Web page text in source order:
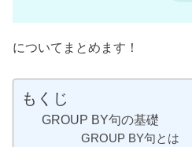
についてまとめます！
もくじ
GROUP BY句の基礎
GROUP BY句とは